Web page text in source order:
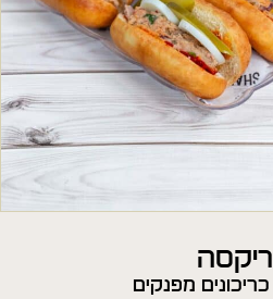
כריכונים מפנקים